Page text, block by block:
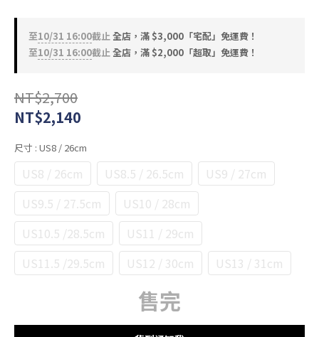
至10/31 16:00截止全店，滿 $3,000「宅配」免運費！
至10/31 16:00截止全店，滿 $2,000「超取」免運費！
NT$2,700
NT$2,140
尺寸 : US8 / 26cm
US8 / 26cm US8.5 / 26.5cm
US9 / 27cm
US9.5 / 27.5cm
US10 / 28cm
US10.5 /28.5cm
US11 / 29cm
US11.5 /29.5cm
US12 / 30cm US13 / 31cm
售完